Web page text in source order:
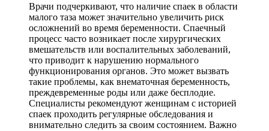
Врачи подчеркивают, что наличие спаек в области
малого таза может значительно увеличить риск
осложнений во время беременности. Спаечный
процесс часто возникает после хирургических
вмешательств или воспалительных заболеваний,
что приводит к нарушению нормального
функционирования органов. Это может вызвать
такие проблемы, как внематочная беременность,
преждевременные роды или даже бесплодие.
Специалисты рекомендуют женщинам с историей
спаек проходить регулярные обследования и
внимательно следить за своим состоянием. Важно